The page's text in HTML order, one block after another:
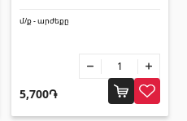
մ/ք - արժեքը
5,700֏